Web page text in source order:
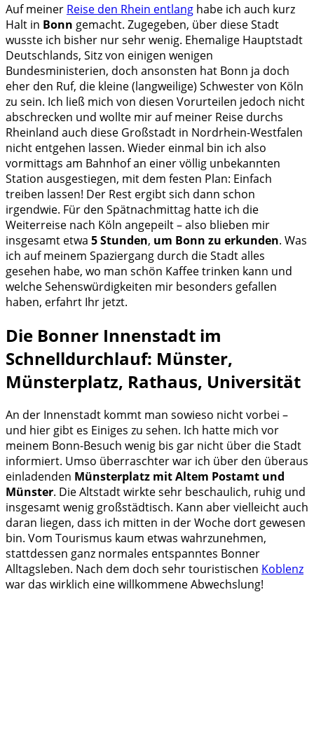
Auf meiner Reise den Rhein entlang habe ich auch kurz
Halt in Bonn gemacht. Zugegeben, über diese Stadt
wusste ich bisher nur sehr wenig. Ehemalige Hauptstadt
Deutschlands, Sitz von einigen wenigen
Bundesministerien, doch ansonsten hat Bonn ja doch
eher den Ruf, die kleine (langweilige) Schwester von Köln
zu sein. Ich ließ mich von diesen Vorurteilen jedoch nicht
abschrecken und wollte mir auf meiner Reise durchs
Rheinland auch diese Großstadt in Nordrhein-Westfalen
nicht entgehen lassen. Wieder einmal bin ich also
vormittags am Bahnhof an einer völlig unbekannten
Station ausgestiegen, mit dem festen Plan: Einfach
treiben lassen! Der Rest ergibt sich dann schon
irgendwie. Für den Spätnachmittag hatte ich die
Weiterreise nach Köln angepeilt – also blieben mir
insgesamt etwa 5 Stunden, um Bonn zu erkunden. Was
ich auf meinem Spaziergang durch die Stadt alles
gesehen habe, wo man schön Kaffee trinken kann und
welche Sehenswürdigkeiten mir besonders gefallen
haben, erfahrt Ihr jetzt.
Die Bonner Innenstadt im
Schnelldurchlauf: Münster,
Münsterplatz, Rathaus, Universität
An der Innenstadt kommt man sowieso nicht vorbei –
und hier gibt es Einiges zu sehen. Ich hatte mich vor
meinem Bonn-Besuch wenig bis gar nicht über die Stadt
informiert. Umso überraschter war ich über den überaus
einladenden Münsterplatz mit Altem Postamt und
Münster. Die Altstadt wirkte sehr beschaulich, ruhig und
insgesamt wenig großstädtisch. Kann aber vielleicht auch
daran liegen, dass ich mitten in der Woche dort gewesen
bin. Vom Tourismus kaum etwas wahrzunehmen,
stattdessen ganz normales entspanntes Bonner
Alltagsleben. Nach dem doch sehr touristischen Koblenz
war das wirklich eine willkommene Abwechslung!